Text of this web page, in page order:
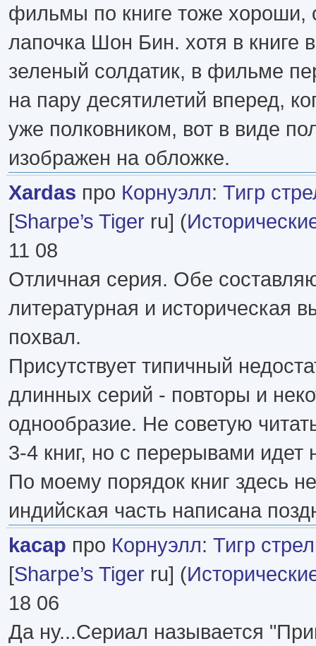
фильмы по книге тоже хороши,
лапочка Шон Бин. хотя в книге
зеленый солдатик, в фильме
на пару десятилетий вперед,
уже полковником, вот в виде
изображен на обложке.
Xardas про Корнуэлл: Тигр
[Sharpe’s Tiger ru] (
11 08
Отличная серия. Обе
литературная и историческая
похвал.
Присутствует типичный
длинных серий - повторы и
однообразие. Не советую
3-4 книг, но с перерывами идет
По моему порядок книг здесь
индийская часть написана
kacap про Корнуэлл: Тигр
[Sharpe’s Tiger ru] (
18 06
Да ну...Сериал называется